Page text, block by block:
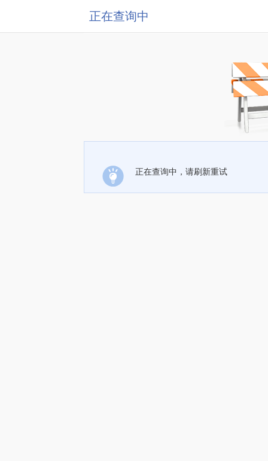
正在查询中
正在查询中，请刷新重试